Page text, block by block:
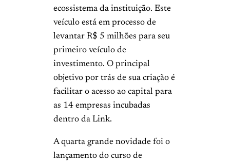
ecossistema da instituição. Este
veículo está em processo de
levantar R$ 5 milhões para seu
primeiro veículo de
investimento. O principal
objetivo por trás de sua criação é
facilitar o acesso ao capital para
as 14 empresas incubadas
dentro da Link.
A quarta grande novidade foi o
lançamento do curso de